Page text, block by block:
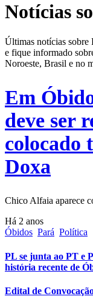
Notícias
Últimas notícias sobre
e fique informado
Noroeste, Brasil e no
Em
deve ser
colocado
Doxa
Chico Alfaia aparece
Há 2 anos
Óbidos Pará Política
PL se junta ao PT e
história recente de
Edital de